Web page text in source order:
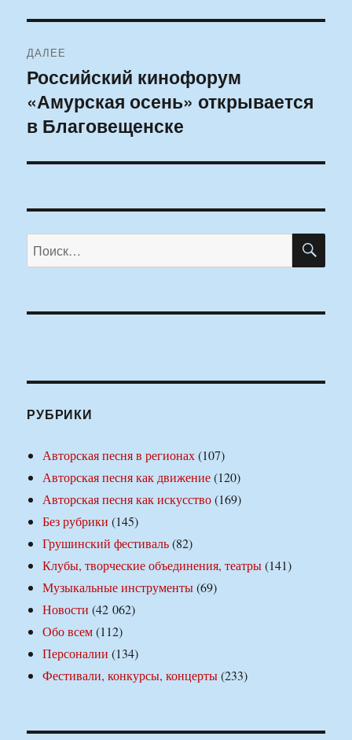
ДАЛЕЕ
Следующая
запись:
Российский кинофорум
«Амурская осень» открывается
в Благовещенске
Искать:
РУБРИКИ
Авторская песня в регионах(107)
Авторская песня как движение(120)
Авторская песня как искусство(169)
Без рубрики (145)
Грушинский фестиваль(82)
Клубы, творческие объединения, театры(141)
Музыкальные инструменты(69)
Новости (42 062)
Обо всем(112)
Персоналии (134)
Фестивали, конкурсы, концерты(233)